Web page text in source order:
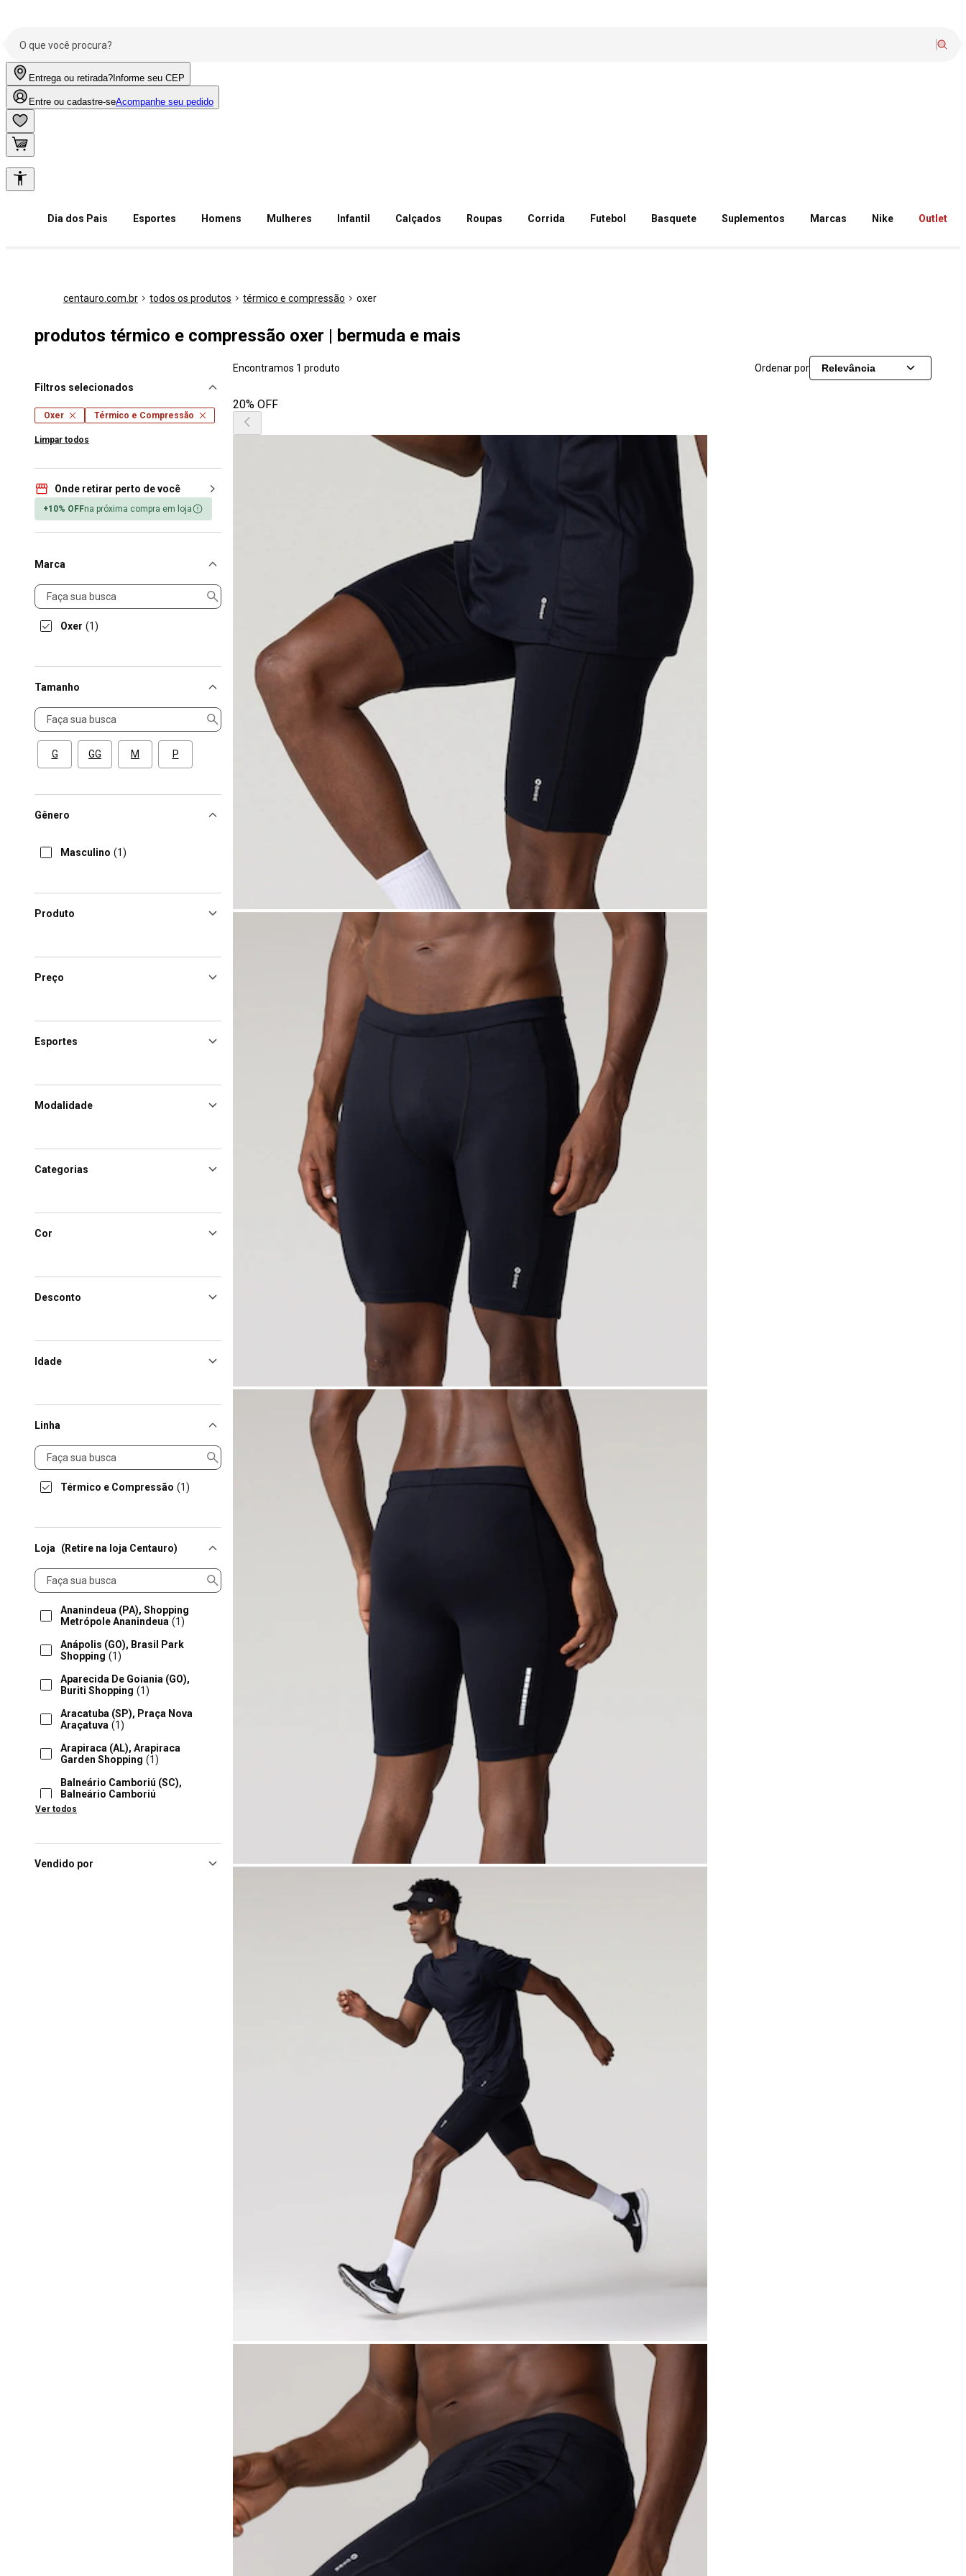
Entrega ou retirada? Informe seu CEP
Entre ou cadastre-seAcompanhe seu pedido
Dia dos Pais Esportes Homens Mulheres Infantil Calçados Roupas Corrida Futebol Basquete Suplementos Marcas Nike Outlet
centauro.com.br todos os produtos térmico e compressão oxer
produtos térmico e compressão oxer | bermuda e mais
Filtros selecionados
Oxer Térmico e Compressão
Limpar todos
Onde retirar perto de você
+10% OFFna próxima compra em loja
Marca
Marca
Oxer (1)
Tamanho
Tamanho
G GG M P
Gênero
Masculino (1)
Produto
Preço
Esportes
Modalidade
Categorias
Cor
Desconto
Idade
Linha
Linha
Térmico e Compressão (1)
Loja (Retire na loja Centauro)
Loja
Ananindeua (PA), Shopping
Metrópole Ananindeua (1)
Anápolis (GO), Brasil Park
Shopping (1)
Aparecida De Goiania (GO),
Buriti Shopping (1)
Aracatuba (SP), Praça Nova
Araçatuva (1)
Arapiraca (AL), Arapiraca
Garden Shopping (1)
Balneário Camboriú (SC),
Balneário Camboriú
Shopping
Barueri (SP), Shopping
Ver todos
Vendido por
Encontramos 1 produto Ordenar por Relevância
20% OFF